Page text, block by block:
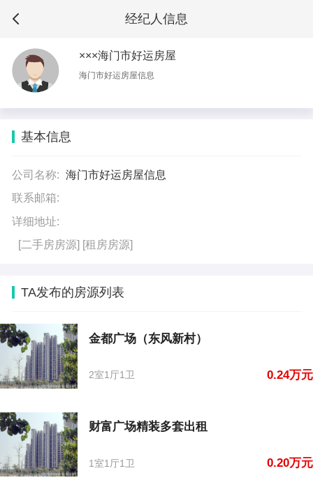
经纪人信息
×××海门市好运房屋
海门市好运房屋信息
基本信息
公司名称: 海门市好运房屋信息
联系邮箱:
详细地址:
[二手房房源] [租房房源]
TA发布的房源列表
金都广场（东风新村）
2室1厅1卫 0.24万元
财富广场精装多套出租
1室1厅1卫 0.20万元